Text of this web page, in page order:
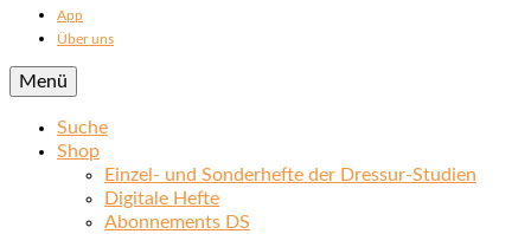
App
Über uns
Menü
Suche
Shop
Einzel- und Sonderhefte der Dressur-Studien
Digitale Hefte
Abonnements DS